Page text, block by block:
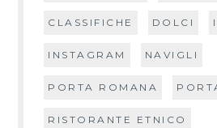
CLASSIFICHE DOLCI
INSTAGRAM NAVIGLI
PORTA ROMANA
RISTORANTE ETNICO